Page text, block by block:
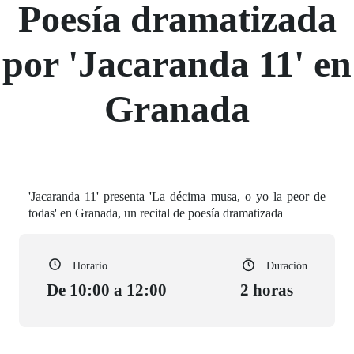
Poesía dramatizada
por 'Jacaranda 11' en
Granada
'Jacaranda 11' presenta 'La décima musa, o yo la peor de
todas' en Granada, un recital de poesía dramatizada
Horario
De 10:00 a 12:00
Duración
2 horas